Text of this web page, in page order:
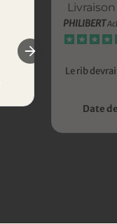
PHILIBERT
Le rib
Date